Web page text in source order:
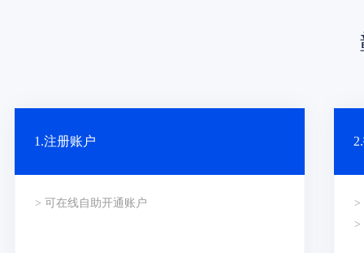
1.注册账户
> 可在线自助开通账户
>
>